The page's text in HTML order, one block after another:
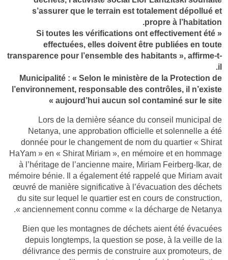
s’assurer que le terrain est totalement dépollué et
propre à l’habitation.
« Si toutes les vérifications ont effectivement été
effectuées, elles doivent être publiées en toute
transparence pour l’ensemble des habitants », affirme-t-
il.
Municipalité : « Selon le ministère de la Protection de
l’environnement, responsable des contrôles, il n’existe
aujourd’hui aucun sol contaminé sur le site »
Lors de la dernière séance du conseil municipal de
Netanya, une approbation officielle et solennelle a été
donnée pour le changement de nom du quartier « Shirat
HaYam » en « Shirat Miriam », en mémoire et en hommage
à l’héritage de l’ancienne maire, Miriam Feirberg-Ikar, de
mémoire bénie. Il a également été rappelé que Miriam avait
œuvré de manière significative à l’évacuation des déchets
du site sur lequel le quartier est en cours de construction,
anciennement connu comme « la décharge de Netanya ».
Bien que les montagnes de déchets aient été évacuées
depuis longtemps, la question se pose, à la veille de la
délivrance des permis de construire aux promoteurs, de